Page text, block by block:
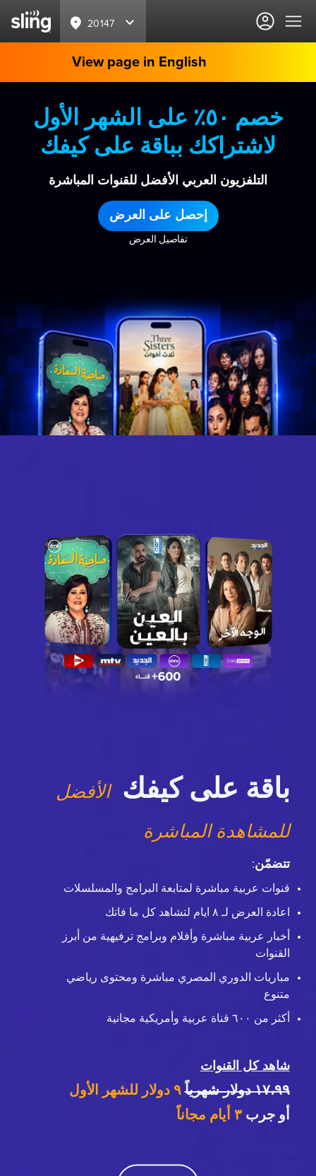
20147
View page in English
خصم ٥٠٪ على الشهر الأول
لاشتراكك بباقة على كيفك
التلفزيون العربي الأفضل للقنوات المباشرة
إحصل على العرض
تفاصيل العرض
باقة على كيفك الأفضل
للمشاهدة المباشرة
تتضمّن:
قنوات عربية مباشرة لمتابعة البرامج والمسلسلات
اعادة العرض لـ ٨ ايام لتشاهد كل ما فاتك
أخبار عربية مباشرة وأفلام وبرامج ترفيهية من أبرز
القنوات
مباريات الدوري المصري مباشرة ومحتوى رياضي
متنوع
أكثر من ٦٠٠ قناة عربية وأمريكية مجانية
شاهد كل القنوات
١٧،٩٩ دولار شهرياً
٩ دولار للشهر الأول
أو جرب٣ أيام مجاناً